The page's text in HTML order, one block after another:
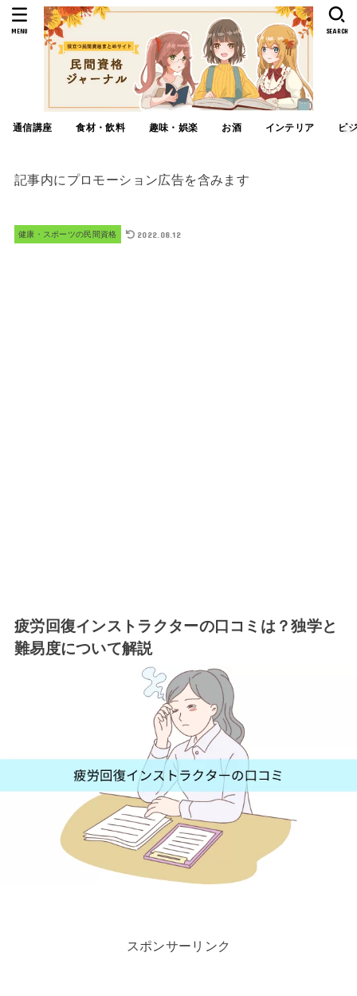
通信講座 食材・飲料 趣味・娯楽 お酒 インテリア ビ
SEARCH
MENU
記事内にプロモーション広告を含みます
健康・スポーツの民間資格 2022.08.12
疲労回復インストラクターの口コミは？独学と
難易度について解説
スポンサーリンク